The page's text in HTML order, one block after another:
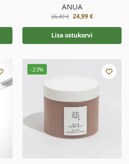
ANUA
26,49€ 24,99€
Lisa ostukorvi
-23%